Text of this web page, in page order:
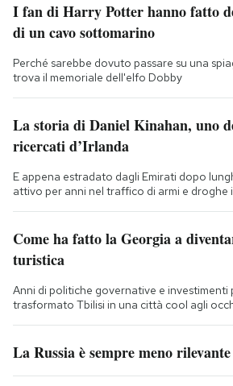
I fan di Harry Potter hanno fatto
di un cavo sottomarino
Perché sarebbe dovuto passare su una
trova il memoriale dell'elfo Dobby
La storia di Daniel Kinahan, uno
ricercati d’Irlanda
E appena estradato dagli Emirati dopo
attivo per anni nel traffico di armi e droghe
Come ha fatto la Georgia a
turistica
Anni di politiche governative e investimenti
trasformato Tbilisi in una città cool agli
La Russia è sempre meno